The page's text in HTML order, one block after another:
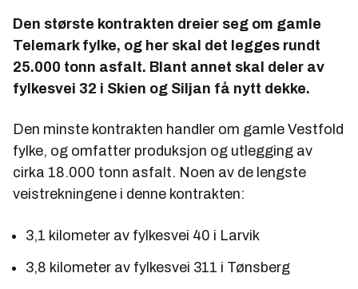
Den største kontrakten dreier seg om gamle
Telemark fylke, og her skal det legges rundt
25.000 tonn asfalt. Blant annet skal deler av
fylkesvei 32 i Skien og Siljan få nytt dekke.
Den minste kontrakten handler om gamle Vestfold
fylke, og omfatter produksjon og utlegging av
cirka 18.000 tonn asfalt. Noen av de lengste
veistrekningene i denne kontrakten:
3,1 kilometer av fylkesvei 40 i Larvik
3,8 kilometer av fylkesvei 311 i Tønsberg